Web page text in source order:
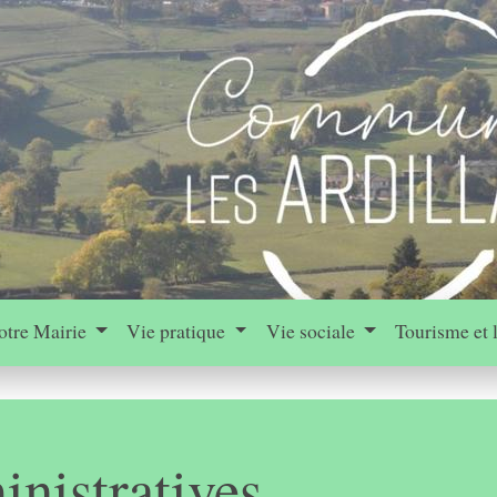
Mairie Vie pratique Vie sociale Tourisme et